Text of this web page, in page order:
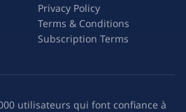
Privacy Policy
Terms & Conditions
Subscription Terms
utilisateurs qui font confiance à